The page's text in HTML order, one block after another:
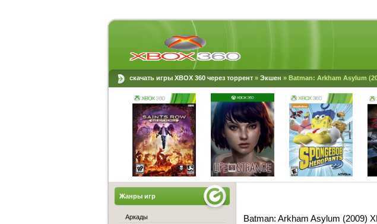
скачать игры XBOX 360 через торрент» Экшен » Batman: Arkham Asylum
Batman: Arkham Asylum (2009)
Жанры игр
Аркады